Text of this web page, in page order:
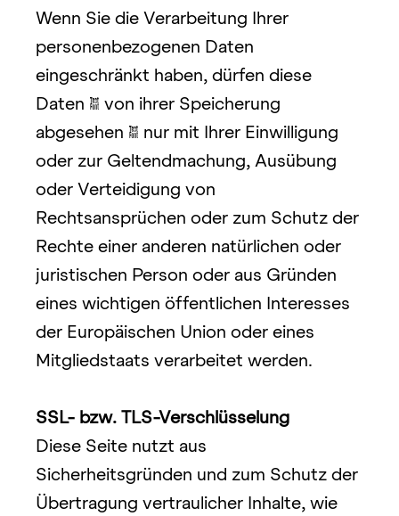
Wenn Sie die Verarbeitung Ihrer
personenbezogenen Daten
eingeschränkt haben, dürfen diese
Daten – von ihrer Speicherung
abgesehen – nur mit Ihrer Einwilligung
oder zur Geltendmachung, Ausübung
oder Verteidigung von
Rechtsansprüchen oder zum Schutz der
Rechte einer anderen natürlichen oder
juristischen Person oder aus Gründen
eines wichtigen öffentlichen Interesses
der Europäischen Union oder eines
Mitgliedstaats verarbeitet werden.
SSL- bzw. TLS-Verschlüsselung
Diese Seite nutzt aus
Sicherheitsgründen und zum Schutz der
Übertragung vertraulicher Inhalte, wie